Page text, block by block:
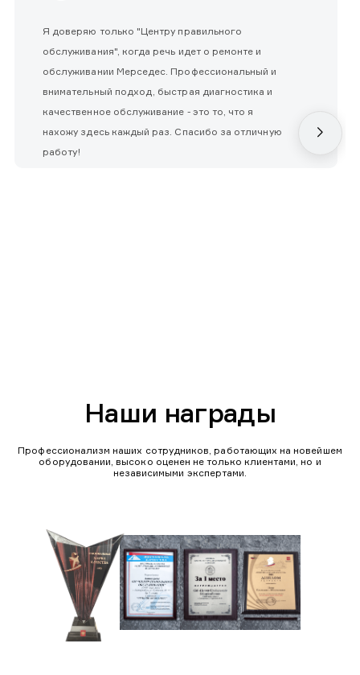
Я доверяю только "Центру правильного
обслуживания", когда речь идет о ремонте и
обслуживании Мерседес. Профессиональный и
внимательный подход, быстрая диагностика и
качественное обслуживание - это то, что я
нахожу здесь каждый раз. Спасибо за отличную
работу!
Наши награды
Профессионализм наших сотрудников, работающих на новейшем
оборудовании, высоко оценен не только клиентами, но и
независимыми экспертами.